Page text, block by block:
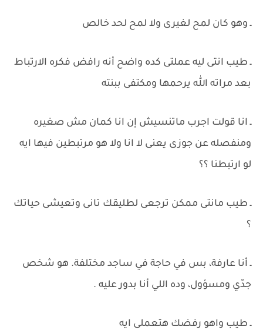
ـ وهو كان لمح لغيرى ولا لمح لحد خالص
ـ طيب انتى ليه عملتى كده واضح أنه رافض فكره الارتباط
بعد مراته الله يرحمها ومكتفى ببنته
ـ انا قولت اجرب ماتنسيش إن انا كمان مش صغيره
ومنفصله عن جوزى يعنى لا انا ولا هو مرتبطين فيها ايه
لو ارتبطنا ؟؟
ـ طيب مانتى ممكن ترجعى لطليقك تانى وتعيشى حياتك
؟
ـ أنا عارفة، بس في حاجة في ساجد مختلفة. هو شخص
جدّي ومسؤول، وده اللي أنا بدور عليه .
ـ طيب واهو رفضك هتعملى ايه